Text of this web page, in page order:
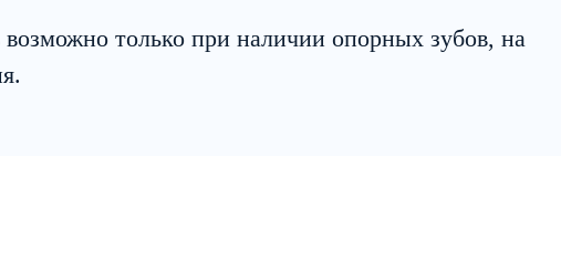
только при наличии опорных зубов, на